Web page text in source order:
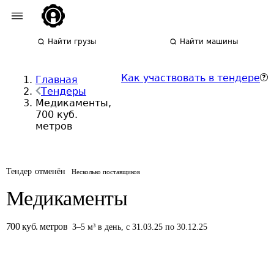
Найти грузы Найти машины
Главная
Тендеры
Медикаменты,
700 куб.
метров
Как участвовать в тендере
Тендер отменён Несколько поставщиков
Медикаменты
700 куб. метров 3–5 м³ в день,с 31.03.25 по 30.12.25